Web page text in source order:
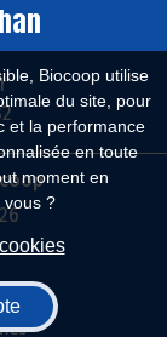
Biocoop utilise
du site, pour
et la performance
en toute
moment en
vous ?